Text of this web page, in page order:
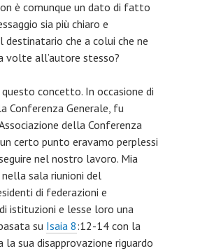
è comunque un dato di fatto
sia più chiaro e
destinatario che a colui che ne
volte all’autore stesso?
concetto. In occasione di
Conferenza Generale, fu
della Conferenza
certo punto eravamo perplessi
nel nostro lavoro. Mia
sala riunioni del
di federazioni e
istituzioni e lesse loro una
su Isaia 8:12-14 con la
la sua disapprovazione riguardo